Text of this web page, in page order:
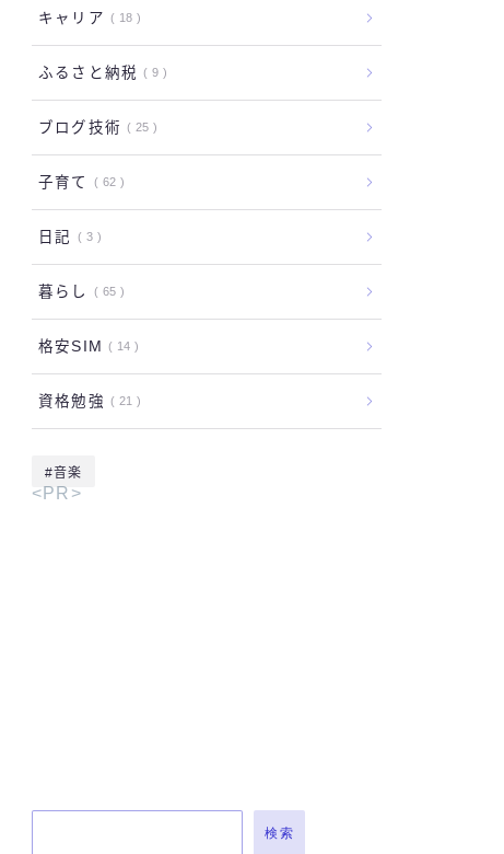
キャリア 18
ふるさと納税 9
ブログ技術 25
子育て 62
日記 3
暮らし 65
格安SIM 14
資格勉強 21
音楽
<PR>
検索